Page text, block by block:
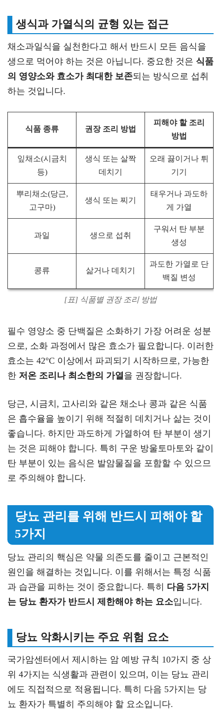
생식과 가열식의 균형 있는 접근
채소과일식을 실천한다고 해서 반드시 모든 음식을
생으로 먹어야 하는 것은 아닙니다. 중요한 것은 식품
의 영양소와 효소가 최대한 보존되는 방식으로 섭취
하는 것입니다.
식품 종류 권장 조리 방법
피해야 할 조리
방법
잎채소(시금치
등)
생식 또는 살짝
데치기
오래 끓이거나 튀
기기
뿌리채소(당근,
고구마)
생식 또는 찌기
태우거나 과도하
게 가열
과일 생으로 섭취
구워서 탄 부분
생성
콩류 삶거나 데치기
과도한 가열로 단
백질 변성
[표] 식품별 권장 조리 방법
필수 영양소 중 단백질은 소화하기 가장 어려운 성분
으로, 소화 과정에서 많은 효소가 필요합니다. 이러한
효소는 42°C 이상에서 파괴되기 시작하므로, 가능한
한 저온 조리나 최소한의 가열 을 권장합니다.
당근, 시금치, 고사리와 같은 채소나 콩과 같은 식품
은 흡수율을 높이기 위해 적절히 데치거나 삶는 것이
좋습니다. 하지만 과도하게 가열하여 탄 부분이 생기
는 것은 피해야 합니다. 특히 구운 방울토마토와 같이
탄 부분이 있는 음식은 발암물질을 포함할 수 있으므
로 주의해야 합니다.
당뇨 관리를 위해 반드시 피해야 할
5가지
당뇨 관리의 핵심은 약물 의존도를 줄이고 근본적인
원인을 해결하는 것입니다. 이를 위해서는 특정 식품
과 습관을 피하는 것이 중요합니다. 특히 다음 5가지
는 당뇨 환자가 반드시 제한해야 하는 요소입니다.
당뇨 악화시키는 주요 위험 요소
국가암센터에서 제시하는 암 예방 규칙 10가지 중 상
위 4가지는 식생활과 관련이 있으며, 이는 당뇨 관리
에도 직접적으로 적용됩니다. 특히 다음 5가지는 당
뇨 환자가 특별히 주의해야 할 요소입니다.